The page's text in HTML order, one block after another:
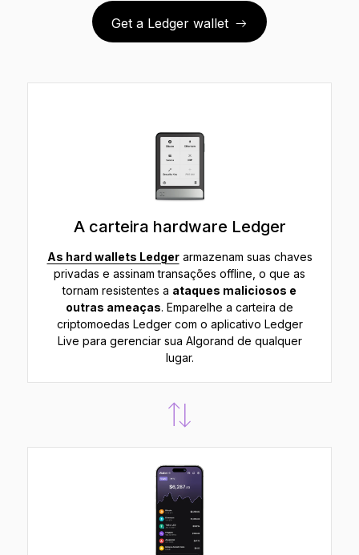
Get a Ledger wallet
A carteira hardware Ledger
As hard wallets Ledgerarmazenam suas chaves
privadas e assinam transações offline, o que as
tornam resistentes a ataques maliciosos e
outras ameaças. Emparelhe a carteira de
criptomoedas Ledger com o aplicativo Ledger
Live para gerenciar sua Algorand de qualquer
lugar.